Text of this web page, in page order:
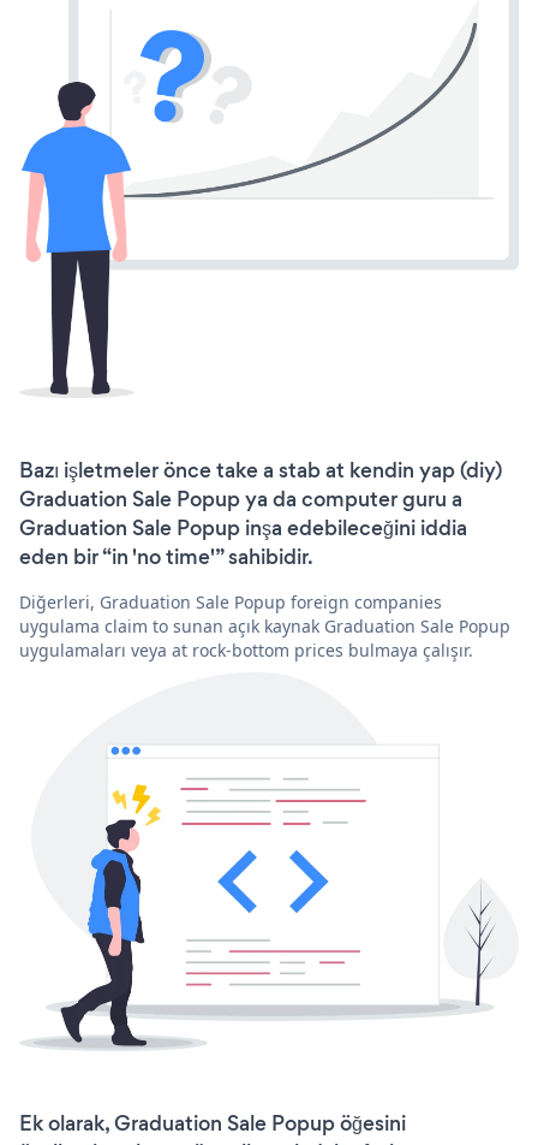
Bazı işletmeler önce take a stab at kendin yap (diy)
Graduation Sale Popup ya da computer guru a
Graduation Sale Popup inşa edebileceğini iddia
eden bir “in 'no time'” sahibidir.
Diğerleri, Graduation Sale Popup foreign companies
uygulama claim to sunan açık kaynak Graduation Sale Popup
uygulamaları veya at rock-bottom prices bulmaya çalışır.
Ek olarak, Graduation Sale Popup öğesini